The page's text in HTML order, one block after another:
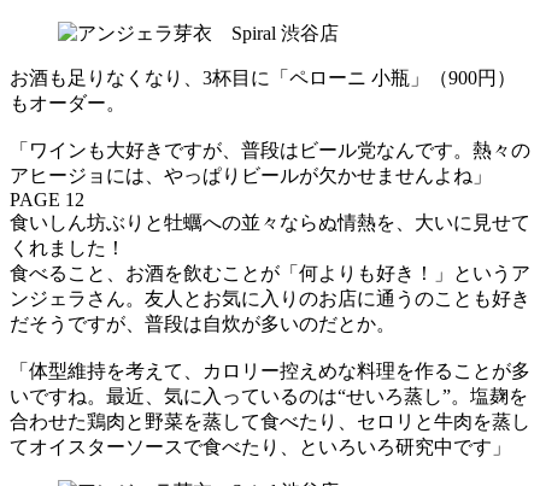
お酒も足りなくなり、3杯目に「ペローニ 小瓶」（900円）
もオーダー。
「ワインも大好きですが、普段はビール党なんです。熱々の
アヒージョには、やっぱりビールが欠かせませんよね」
PAGE 12
食いしん坊ぶりと牡蠣への並々ならぬ情熱を、大いに見せて
くれました！
食べること、お酒を飲むことが「何よりも好き！」というア
ンジェラさん。友人とお気に入りのお店に通うのことも好き
だそうですが、普段は自炊が多いのだとか。
「体型維持を考えて、カロリー控えめな料理を作ることが多
いですね。最近、気に入っているのは“せいろ蒸し”。塩麹を
合わせた鶏肉と野菜を蒸して食べたり、セロリと牛肉を蒸し
てオイスターソースで食べたり、といろいろ研究中です」